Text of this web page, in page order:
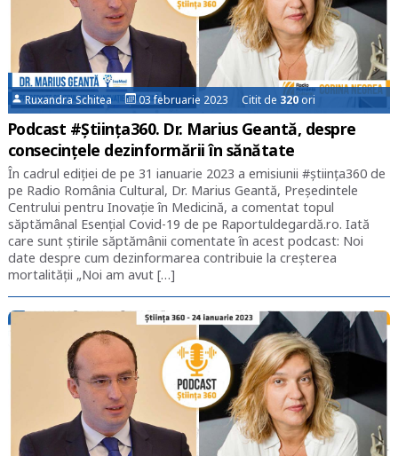
Ruxandra Schitea 03 februarie 2023 Citit de 320ori
Podcast #Știința360. Dr. Marius Geantă, despre
consecințele dezinformării în sănătate
În cadrul ediției de pe 31 ianuarie 2023 a emisiunii #știința360 de
pe Radio România Cultural, Dr. Marius Geantă, Președintele
Centrului pentru Inovație în Medicină, a comentat topul
săptămânal Esențial Covid-19 de pe Raportuldegardă.ro. Iată
care sunt știrile săptămânii comentate în acest podcast: Noi
date despre cum dezinformarea contribuie la creșterea
mortalității „Noi am avut […]